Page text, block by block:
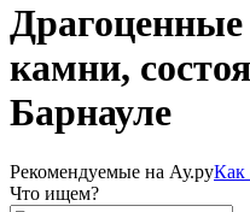
камни,
Барнауле
Рекомендуемые на Ау.руКак
Что ищем?